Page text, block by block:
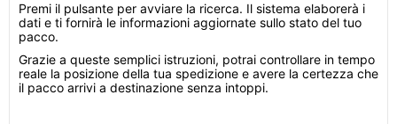
Premi il pulsante per avviare la ricerca. Il sistema elaborerà i
dati e ti fornirà le informazioni aggiornate sullo stato del tuo
pacco.
Grazie a queste semplici istruzioni, potrai controllare in tempo
reale la posizione della tua spedizione e avere la certezza che
il pacco arrivi a destinazione senza intoppi.